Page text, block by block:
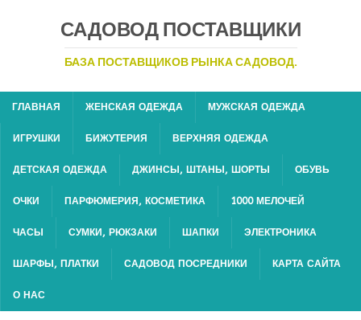
САДОВОД ПОСТАВЩИКИ
БАЗА ПОСТАВЩИКОВ РЫНКА САДОВОД.
ГЛАВНАЯ ЖЕНСКАЯ ОДЕЖДА МУЖСКАЯ ОДЕЖДА
ИГРУШКИ БИЖУТЕРИЯ ВЕРХНЯЯ ОДЕЖДА
ДЕТСКАЯ ОДЕЖДА ДЖИНСЫ, ШТАНЫ, ШОРТЫ ОБУВЬ
ОЧКИ ПАРФЮМЕРИЯ, КОСМЕТИКА 1000 МЕЛОЧЕЙ
ЧАСЫ СУМКИ, РЮКЗАКИ ШАПКИ ЭЛЕКТРОНИКА
ШАРФЫ, ПЛАТКИ САДОВОД ПОСРЕДНИКИ КАРТА САЙТА
О НАС